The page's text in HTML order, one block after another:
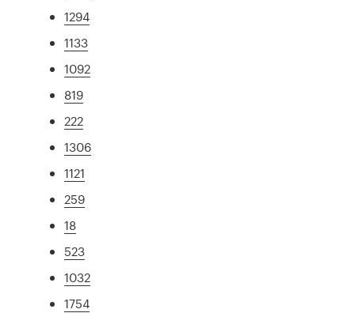
1294
1133
1092
819
222
1306
1121
259
18
523
1032
1754